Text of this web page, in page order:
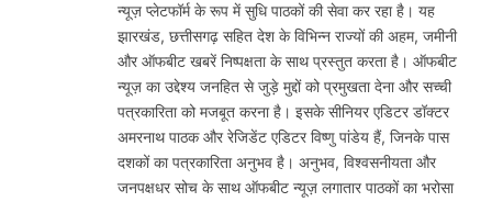
न्यूज़ प्लेटफॉर्म के रूप में सुधि पाठकों की सेवा कर रहा है। यह
झारखंड, छत्तीसगढ़ सहित देश के विभिन्न राज्यों की अहम, जमीनी
और ऑफबीट खबरें निष्पक्षता के साथ प्रस्तुत करता है। ऑफबीट
न्यूज़ का उद्देश्य जनहित से जुड़े मुद्दों को प्रमुखता देना और सच्ची
पत्रकारिता को मजबूत करना है। इसके सीनियर एडिटर डॉक्टर
अमरनाथ पाठक और रेजिडेंट एडिटर विष्णु पांडेय हैं, जिनके पास
दशकों का पत्रकारिता अनुभव है। अनुभव, विश्वसनीयता और
जनपक्षधर सोच के साथ ऑफबीट न्यूज़ लगातार पाठकों का भरोसा